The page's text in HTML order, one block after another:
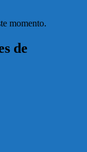
momento.
de